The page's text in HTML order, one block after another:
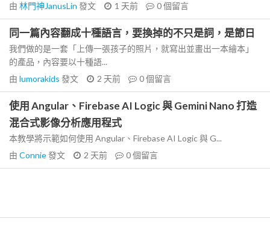
由 林門神JanusLin 發文 1 天前 0個留言
同一篇內容翻成十種語言，要換掉的不只是詞，是節日
我們做的是一套「上傳一張孩子的照片，就寫出並畫出一本繪本」
的產品，內容要以十種語...
由 lumorakids 發文 2 天前 0個留言
使用 Angular、Firebase AI Logic 與 Gemini Nano 打造
混合式影像分析應用程式
本教學將示範如何使用 Angular、Firebase AI Logic 與 G...
由 Connie發文 2 天前 0個留言